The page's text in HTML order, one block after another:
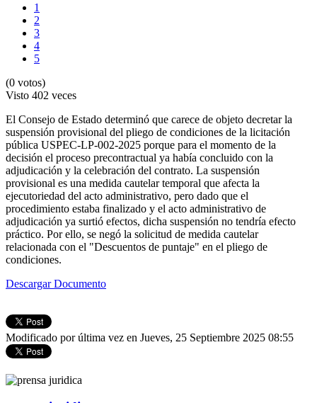
1
2
3
4
5
(0 votos)
Visto 402 veces
El Consejo de Estado determinó que carece de objeto decretar la
suspensión provisional del pliego de condiciones de la licitación
pública USPEC-LP-002-2025 porque para el momento de la
decisión el proceso precontractual ya había concluido con la
adjudicación y la celebración del contrato. La suspensión
provisional es una medida cautelar temporal que afecta la
ejecutoriedad del acto administrativo, pero dado que el
procedimiento estaba finalizado y el acto administrativo de
adjudicación ya surtió efectos, dicha suspensión no tendría efecto
práctico. Por ello, se negó la solicitud de medida cautelar
relacionada con el "Descuentos de puntaje" en el pliego de
condiciones.
Descargar Documento
Modificado por última vez en Jueves, 25 Septiembre 2025 08:55